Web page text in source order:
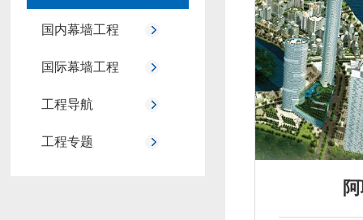
国内幕墙工程
国际幕墙工程
工程导航
工程专题